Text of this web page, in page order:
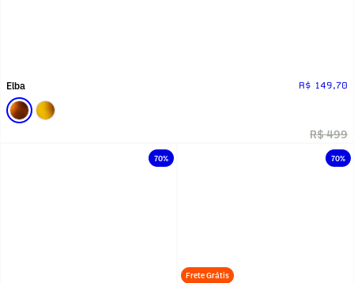
Elba R$ 149,70
R$ 499
70% 70%
Frete Grátis